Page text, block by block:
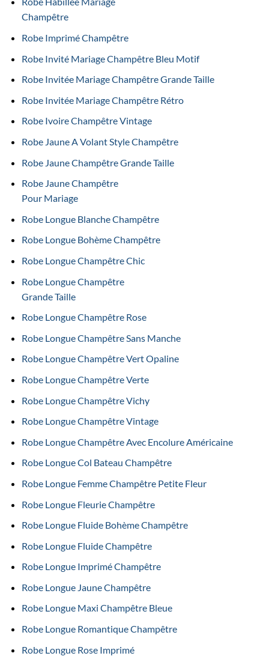
Champêtre
Robe Imprimé Champêtre
Robe Invité Mariage Champêtre Bleu Motif
Robe Invitée Mariage Champêtre Grande Taille
Robe Invitée Mariage Champêtre Rétro
Robe Ivoire Champêtre Vintage
Robe Jaune A Volant Style Champêtre
Robe Jaune Champêtre Grande Taille
Robe Jaune Champêtre
Pour Mariage
Robe Longue Blanche Champêtre
Robe Longue Bohème Champêtre
Robe Longue Champêtre Chic
Robe Longue Champêtre
Grande Taille
Robe Longue Champêtre Rose
Robe Longue Champêtre Sans Manche
Robe Longue Champêtre Vert Opaline
Robe Longue Champêtre Verte
Robe Longue Champêtre Vichy
Robe Longue Champêtre Vintage
Robe Longue Champêtre Avec Encolure Américaine
Robe Longue Col Bateau Champêtre
Robe Longue Femme Champêtre Petite Fleur
Robe Longue Fleurie Champêtre
Robe Longue Fluide Bohème Champêtre
Robe Longue Fluide Champêtre
Robe Longue Imprimé Champêtre
Robe Longue Jaune Champêtre
Robe Longue Maxi Champêtre Bleue
Robe Longue Romantique Champêtre
Robe Longue Rose Imprimé